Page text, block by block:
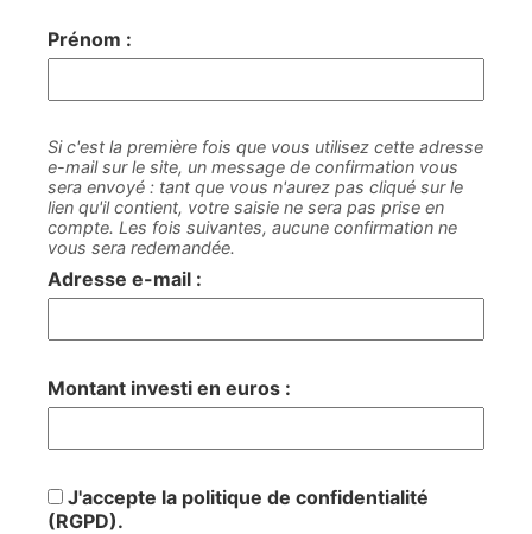
Prénom :
Si c'est la première fois que vous utilisez cette adresse
e-mail sur le site, un message de confirmation vous
sera envoyé : tant que vous n'aurez pas cliqué sur le
lien qu'il contient, votre saisie ne sera pas prise en
compte. Les fois suivantes, aucune confirmation ne
vous sera redemandée.
Adresse e-mail :
Montant investi en euros :
J'accepte la politique de confidentialité
(RGPD).